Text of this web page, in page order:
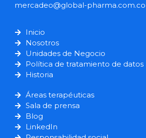
mercadeo@global-pharma.com.co
Inicio
Nosotros
Unidades de Negocio
Política de tratamiento de datos
Historia
Áreas terapéuticas
Sala de prensa
Blog
LinkedIn